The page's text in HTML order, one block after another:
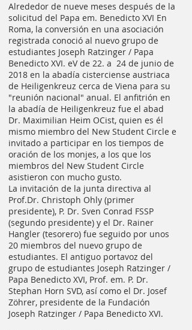
Alrededor de nueve meses después de la
solicitud del Papa em. Benedicto XVI En
Roma, la conversión en una asociación
registrada conoció al nuevo grupo de
estudiantes Joseph Ratzinger / Papa
Benedicto XVI. eV de 22. a 24 de junio de
2018 en la abadía cisterciense austriaca
de Heiligenkreuz cerca de Viena para su
"reunión nacional" anual. El anfitrión en
la abadía de Heiligenkreuz fue el abad
Dr. Maximilian Heim OCist, quien es él
mismo miembro del New Student Circle e
invitado a participar en los tiempos de
oración de los monjes, a los que los
miembros del New Student Circle
asistieron con mucho gusto.
La invitación de la junta directiva al
Prof.Dr. Christoph Ohly (primer
presidente), P. Dr. Sven Conrad FSSP
(segundo presidente) y el Dr. Rainer
Hangler (tesorero) fue seguido por unos
20 miembros del nuevo grupo de
estudiantes. El antiguo portavoz del
grupo de estudiantes Joseph Ratzinger /
Papa Benedicto XVI, Prof. em. P. Dr.
Stephan Horn SVD, así como el Dr. Josef
Zöhrer, presidente de la Fundación
Joseph Ratzinger / Papa Benedicto XVI.